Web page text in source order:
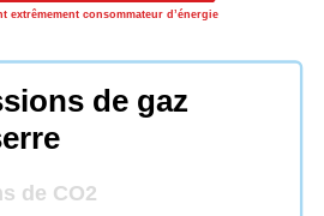
extrêmement consommateur d’énergie
de gaz
de CO2